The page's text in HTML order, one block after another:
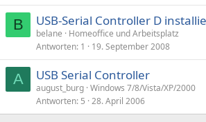
B USB-Serial Controller D
belane
Homeoffice und Arbeitsplatz
Antworten 1 19. September 2008
A USB Serial Controller
august_burg Windows 7/8/Vista/XP/2000
Antworten 5 28. April 2006